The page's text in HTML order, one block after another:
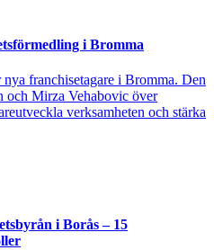
i Bromma
franchisetagare i Bromma. Den
och Mirza Vehabovic över
verksamheten och stärka
i Borås – 15